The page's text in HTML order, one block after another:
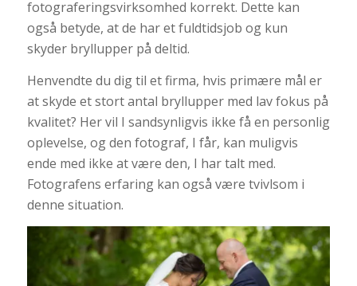
fotograferingsvirksomhed korrekt. Dette kan
også betyde, at de har et fuldtidsjob og kun
skyder bryllupper på deltid.
Henvendte du dig til et firma, hvis primære mål er
at skyde et stort antal bryllupper med lav fokus på
kvalitet? Her vil I sandsynligvis ikke få en personlig
oplevelse, og den fotograf, I får, kan muligvis
ende med ikke at være den, I har talt med.
Fotografens erfaring kan også være tvivlsom i
denne situation.